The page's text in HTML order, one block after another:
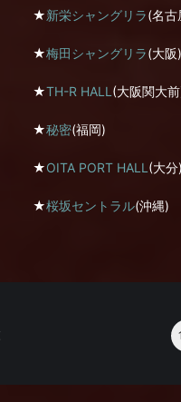
★新栄シャングリラ(名古
★梅田シャングリラ(大阪)
★TH-R HALL (大阪関大
★秘密(福岡)
★OITA PORT HALL (大分)
★桜坂セントラル(沖縄)